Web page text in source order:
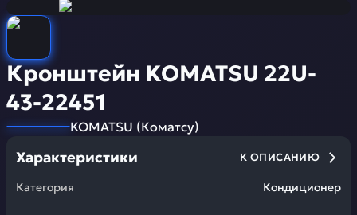
Кронштейн KOMATSU 22U-
43-22451
KOMATSU (Коматсу)
Характеристики К ОПИСАНИЮ
Категория Кондиционер